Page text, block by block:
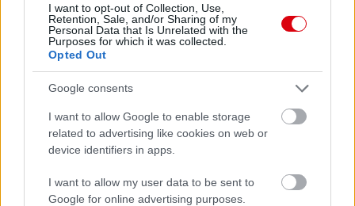
I want to opt-out of Collection, Use,
Retention, Sale, and/or Sharing of my
Personal Data that Is Unrelated with the
Purposes for which it was collected.
Opted Out
Google consents
I want to allow Google to enable storage
related to advertising like cookies on web or
device identifiers in apps.
I want to allow my user data to be sent to
Google for online advertising purposes.
AC MilanvsManchester United2026-08-15 18:00
ELŐZŐ MÉRKŐZÉSEK
Támogatás
a ManUtdFanatics.hu működését!